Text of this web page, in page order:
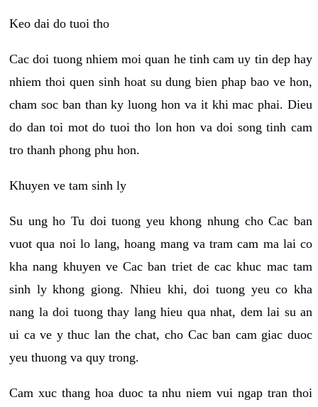
Keo dai do tuoi tho
Cac doi tuong nhiem moi quan he tinh cam uy tin dep hay
nhiem thoi quen sinh hoat su dung bien phap bao ve hon,
cham soc ban than ky luong hon va it khi mac phai. Dieu
do dan toi mot do tuoi tho lon hon va doi song tinh cam
tro thanh phong phu hon.
Khuyen ve tam sinh ly
Su ung ho Tu doi tuong yeu khong nhung cho Cac ban
vuot qua noi lo lang, hoang mang va tram cam ma lai co
kha nang khuyen ve Cac ban triet de cac khuc mac tam
sinh ly khong giong. Nhieu khi, doi tuong yeu co kha
nang la doi tuong thay lang hieu qua nhat, dem lai su an
ui ca ve y thuc lan the chat, cho Cac ban cam giac duoc
yeu thuong va quy trong.
Cam xuc thang hoa duoc ta nhu niem vui ngap tran thoi